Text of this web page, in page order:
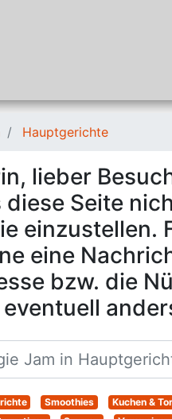
Hauptgerichte
lieber
diese Seite
einzustellen.
eine
bzw. die
Smoothies Kuchen &